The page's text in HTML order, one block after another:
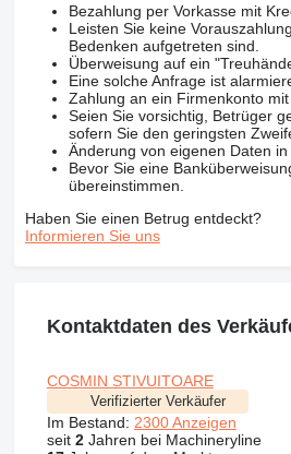
Bezahlung per Vorkasse mit
Leisten Sie keine
Bedenken aufgetreten sind.
Überweisung auf ein
Eine solche Anfrage ist
Zahlung an ein Firmenkonto
Seien Sie vorsichtig, Betrüger
sofern Sie den geringsten
Änderung von eigenen Daten
Bevor Sie eine
übereinstimmen.
Haben Sie einen Betrug entdeckt?
Informieren Sie uns
Kontaktdaten des
COSMIN STIVUITOARE
Verifizierter Verkäufer
Im Bestand: 2300 Anzeigen
seit 2Jahren bei Machineryline